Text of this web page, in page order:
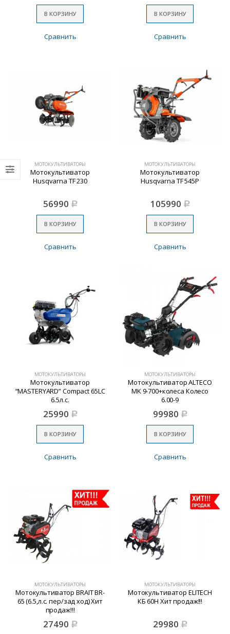
В КОРЗИНУ
Сравнить
В КОРЗИНУ
Сравнить
МОТОКУЛЬТИВАТОРЫ
Мотокультиватор
Husqvarna TF 230
56990 Р
В КОРЗИНУ
Сравнить
МОТОКУЛЬТИВАТОРЫ
Мотокультиватор
Husqvarna TF 545Р
105990 Р
В КОРЗИНУ
Сравнить
МОТОКУЛЬТИВАТОРЫ
Мотокультиватор
“MASTERYARD” Compact 65LC
6.5л.с.
25990 Р
В КОРЗИНУ
Сравнить
МОТОКУЛЬТИВАТОРЫ
Мотокультиватор ALTECO
MK 9-700+колеса Колесо
6.00-9
99980 Р
В КОРЗИНУ
Сравнить
МОТОКУЛЬТИВАТОРЫ
Мотокультиватор BRAIT BR-
65 (6.5,л.с. пер/зад ход) Хит
продаж!!!
27490 Р
МОТОКУЛЬТИВАТОРЫ
Мотокультиватор ELITECH
КБ 60Н Хит продаж!!!
29980 Р